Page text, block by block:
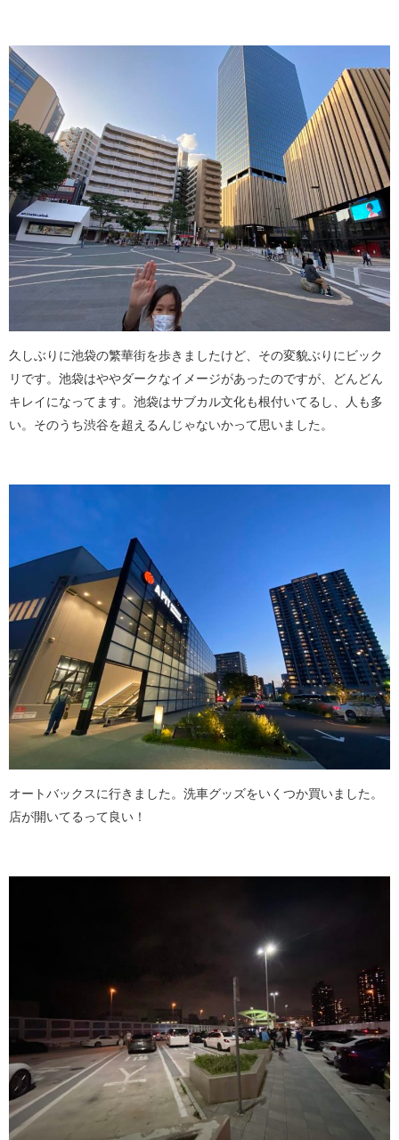
久しぶりに池袋の繁華街を歩きましたけど、その変貌ぶりにビック
リです。池袋はややダークなイメージがあったのですが、どんどん
キレイになってます。池袋はサブカル文化も根付いてるし、人も多
い。そのうち渋谷を超えるんじゃないかって思いました。
オートバックスに行きました。洗車グッズをいくつか買いました。
店が開いてるって良い！